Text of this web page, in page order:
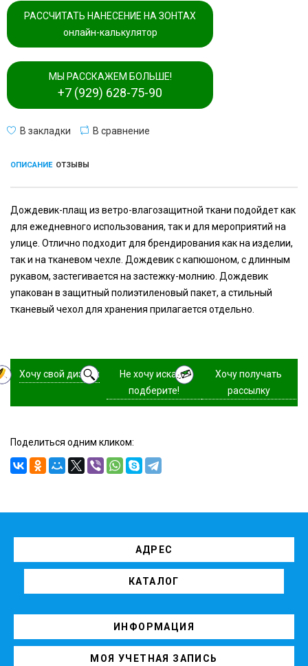
РАССЧИТАТЬ НАНЕСЕНИЕ НА ЗОНТАХ
онлайн-калькулятор
МЫ РАССКАЖЕМ БОЛЬШЕ!
+7 (929) 628-75-90
В закладки В сравнение
ОПИСАНИЕ ОТЗЫВЫ
Дождевик-плащ из ветро-влагозащитной ткани подойдет как
для ежедневного использования, так и для мероприятий на
улице. Отлично подходит для брендирования как на изделии,
так и на тканевом чехле. Дождевик с капюшоном, с длинным
рукавом, застегивается на застежку-молнию. Дождевик
упакован в защитный полиэтиленовый пакет, а стильный
тканевый чехол для хранения прилагается отдельно.
Хочу свой дизайн
Не хочу искать,
подберите!
Хочу получать
рассылку
Поделиться одним кликом:
АДРЕС
КАТАЛОГ
ИНФОРМАЦИЯ
МОЯ УЧЕТНАЯ ЗАПИСЬ